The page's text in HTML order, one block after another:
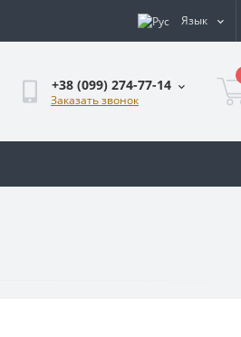
Язык
+38 (099) 274-77-14
Заказать звонок